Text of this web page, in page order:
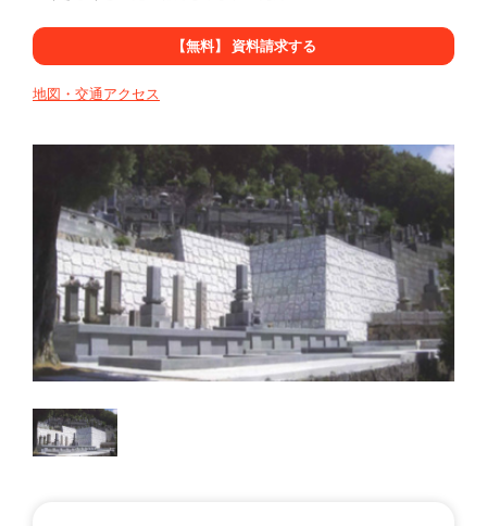
【無料】 資料請求する
地図・交通アクセス